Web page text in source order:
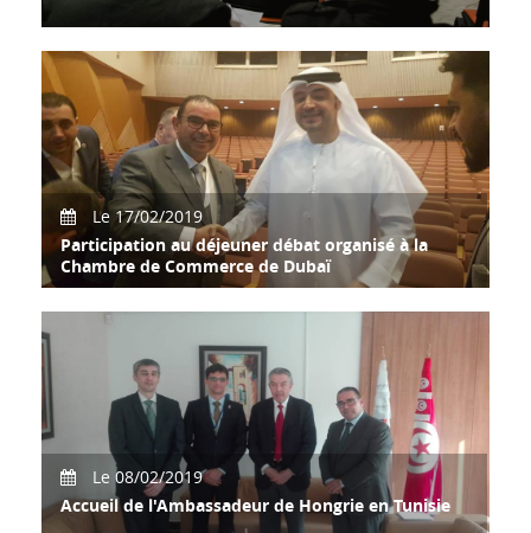
Opération coup de poing pour l'export » animé
Le 17/02/2019
Participation au déjeuner débat organisé à la
Chambre de Commerce de Dubaï
Le 08/02/2019
Accueil de l'Ambassadeur de Hongrie en Tunisie